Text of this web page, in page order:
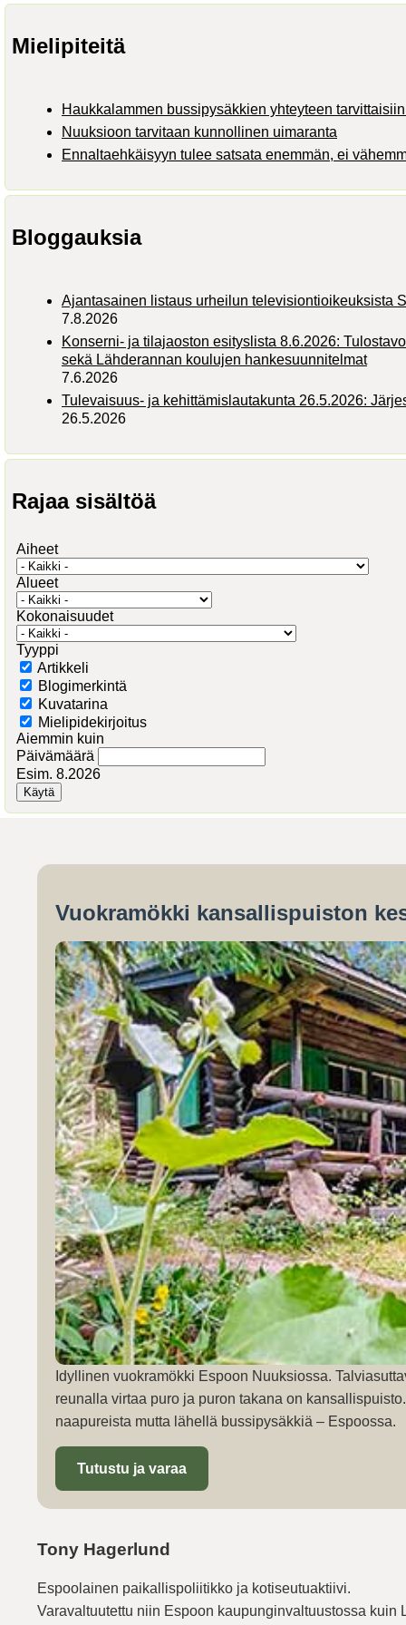
Mielipiteitä
Haukkalammen bussipysäkkien yhteyteen
Nuuksioon tarvitaan kunnollinen uimaranta
Ennaltaehkäisyyn tulee satsata enemmän, ei
Bloggauksia
Ajantasainen listaus urheilun televisiontioikeuksista
7.8.2026
Konserni- ja tilajaoston esityslista 8.6.2026:
sekä Lähderannan koulujen hankesuunnitelmat
7.6.2026
Tulevaisuus- ja kehittämislautakunta 26.5.2026:
26.5.2026
Rajaa sisältöä
Aiheet
Alueet
Kokonaisuudet
Tyyppi
Artikkeli
Blogimerkintä
Kuvatarina
Mielipidekirjoitus
Aiemmin kuin
Päivämäärä
Esim. 8.2026
Vuokramökki kansallispuiston
Idyllinen vuokramökki Espoon Nuuksiossa.
reunalla virtaa puro ja puron takana on
naapureista mutta lähellä bussipysäkkiä – Espoossa.
Tutustu ja varaa
Tony Hagerlund
Espoolainen paikallispoliitikko ja kotiseutuaktiivi.
Varavaltuutettu niin Espoon kaupunginvaltuustossa